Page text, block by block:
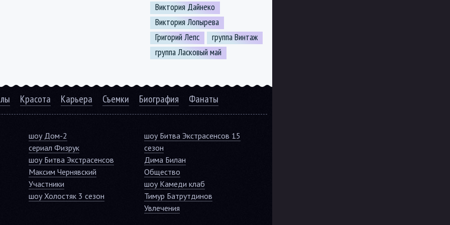
Виктория Дайнеко
Виктория Лопырева
Григорий Лепс
группа Винтаж
группа Ласковый май
Красота Карьера Съемки Биография Фанаты
шоу Дом-2
сериал Физрук
шоу Битва Экстрасенсов
Максим Чернявский
Участники
шоу Холостяк 3 сезон
шоу Битва Экстрасенсов 15
сезон
Дима Билан
Общество
шоу Камеди клаб
Тимур Батрутдинов
Увлечения